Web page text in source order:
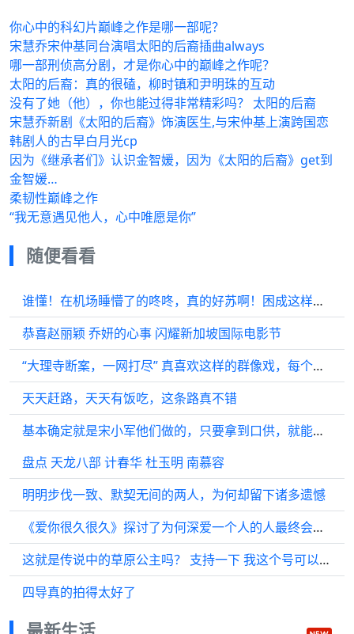
你心中的科幻片巅峰之作是哪一部呢？
宋慧乔宋仲基同台演唱太阳的后裔插曲always
哪一部刑侦高分剧，才是你心中的巅峰之作呢？
太阳的后裔：真的很磕，柳时镇和尹明珠的互动
没有了她（他），你也能过得非常精彩吗？ 太阳的后裔
宋慧乔新剧《太阳的后裔》饰演医生,与宋仲基上演跨国恋
韩剧人的古早白月光cp
因为《继承者们》认识金智媛，因为《太阳的后裔》get到
金智媛…
柔韧性巅峰之作
“我无意遇见他人，心中唯愿是你”
随便看看
谁懂！在机场睡懵了的咚咚，真的好苏啊！困成这样最后还是给球迷签名了
恭喜赵丽颖 乔妍的心事 闪耀新加坡国际电影节
“大理寺断案，一网打尽” 真喜欢这样的群像戏，每个人物都至关重要
天天赶路，天天有饭吃，这条路真不错
基本确定就是宋小军他们做的，只要拿到口供，就能抓人
盘点 天龙八部 计春华 杜玉明 南慕容
明明步伐一致、默契无间的两人，为何却留下诸多遗憾
《爱你很久很久》探讨了为何深爱一个人的人最终会遇到同样深爱着对方的人……
这就是传说中的草原公主吗？ 支持一下 我这个号可以吗 吴磊 野摩托
四导真的拍得太好了